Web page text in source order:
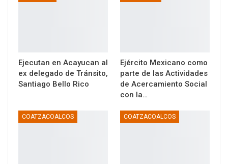
Ejecutan en Acayucan al
ex delegado de Tránsito,
Santiago Bello Rico
Ejército Mexicano como
parte de las Actividades
de Acercamiento Social
con la…
COATZACOALCOS COATZACOALCOS